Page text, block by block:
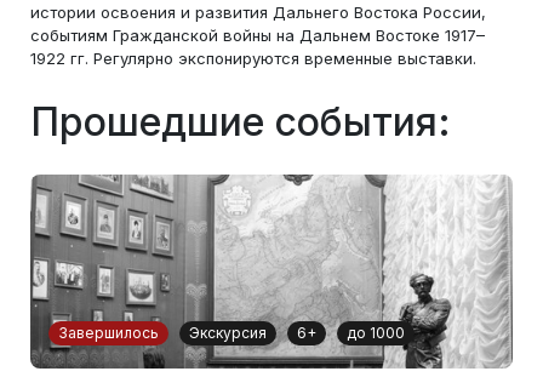
истории освоения и развития Дальнего Востока России,
событиям Гражданской войны на Дальнем Востоке 1917–
1922 гг. Регулярно экспонируются временные выставки.
Прошедшие события:
Завершилось Экскурсия 6+ до 1000